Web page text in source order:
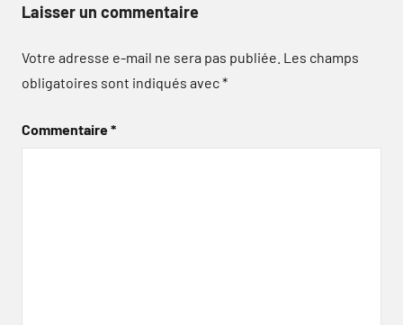
Laisser un commentaire
Votre adresse e-mail ne sera pas publiée. Les champs
obligatoires sont indiqués avec*
Commentaire*